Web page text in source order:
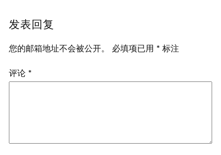
发表回复
您的邮箱地址不会被公开。 必填项已用 * 标注
评论 *